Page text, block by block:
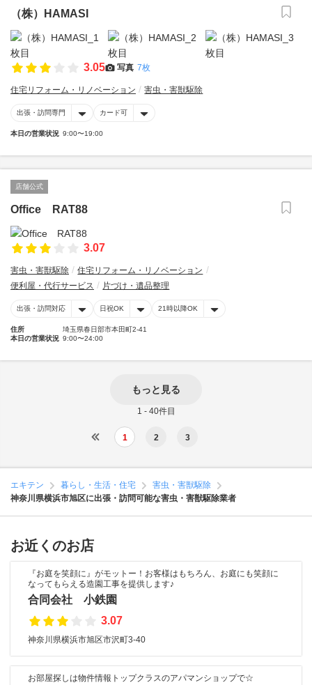
（株）HAMASI
3.05 写真 7枚
住宅リフォーム・リノベーション 害虫・害獣駆除
出張・訪問専門 カード可
本日の営業状況 9:00〜19:00
店舗公式
Office RAT88
3.07
害虫・害獣駆除
住宅リフォーム・リノベーション
便利屋・代行サービス
片づけ・遺品整理
出張・訪問対応 日祝OK 21時以降OK
住所
埼玉県春日部市本田町2-41
本日の営業状況 9:00〜24:00
もっと見る
1 - 40件目
1 2 3
エキテン 暮らし・生活・住宅
害虫・害獣駆除
神奈川県横浜市旭区に出張・訪問可能な害虫・害獣駆除業者
お近くのお店
『お庭を笑顔に』がモットー！お客様はもちろん、お庭にも笑顔に
なってもらえる造園工事を提供します♪
合同会社 小鉄園
3.07
神奈川県横浜市旭区市沢町3-40
お部屋探しは物件情報トップクラスのアパマンショップで☆